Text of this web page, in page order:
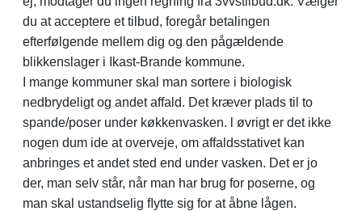
du at acceptere et tilbud, foregår betalingen
efterfølgende mellem dig og den pågældende
blikkenslager i Ikast-Brande kommune.
I mange kommuner skal man sortere i biologisk
nedbrydeligt og andet affald. Det kræver plads til to
spande/poser under køkkenvasken. l øvrigt er det ikke
nogen dum ide at overveje, om affaldsstativet kan
anbringes et andet sted end under vasken. Det er jo
der, man selv står, når man har brug for poserne, og
man skal ustandselig ﬂytte sig for at åbne lågen.